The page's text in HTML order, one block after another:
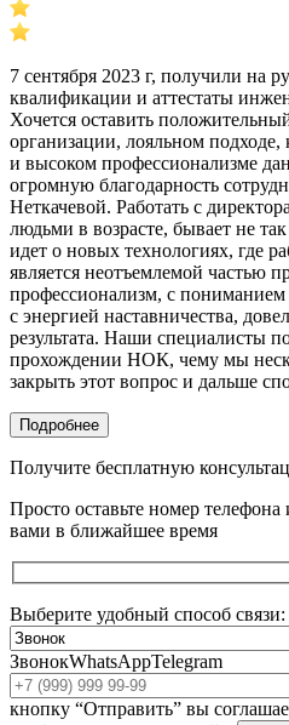
7 сентября 2023 г, получили на
квалификации и аттестаты
Хочется оставить
организации, лояльном
и высоком профессионализме
огромную благодарность
Неткачевой. Работать с
людьми в возрасте, бывает не
идет о новых технологиях, где
является неотъемлемой частью
профессионализм, с
с энергией наставничества,
результата. Наши специалисты
прохождении НОК, чему мы
закрыть этот вопрос и дальше
Подробнее
Получите бесплатную
Просто оставьте номер
вами в ближайшее время
Выберите удобный способ связи:
ЗвонокWhatsAppTelegram
кнопку “Отправить” вы